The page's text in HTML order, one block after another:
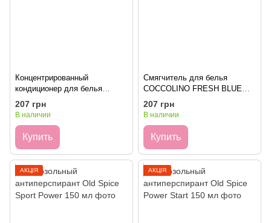
Концентрированный
кондиционер для белья
Coccolino FRESH Happy
Yellow 1,7л
207 грн
В наличии
Купить
Смягчитель для белья
COCCOLINO FRESH BLUE
SPLASH, 1702 мл
207 грн
В наличии
Купить
АКЦІЯ АКЦІЯ